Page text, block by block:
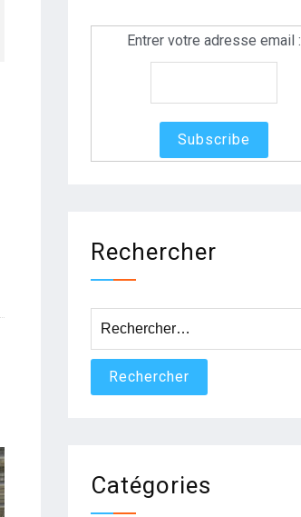
Entrer votre adresse email :
Rechercher
Catégories